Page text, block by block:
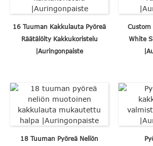
16 Tuuman Kakkulauta Pyöreä
Räätälöity Kakkukoristelu
|Auringonpaiste
Custom
White
18 Tuuman Pyöreä Neliön